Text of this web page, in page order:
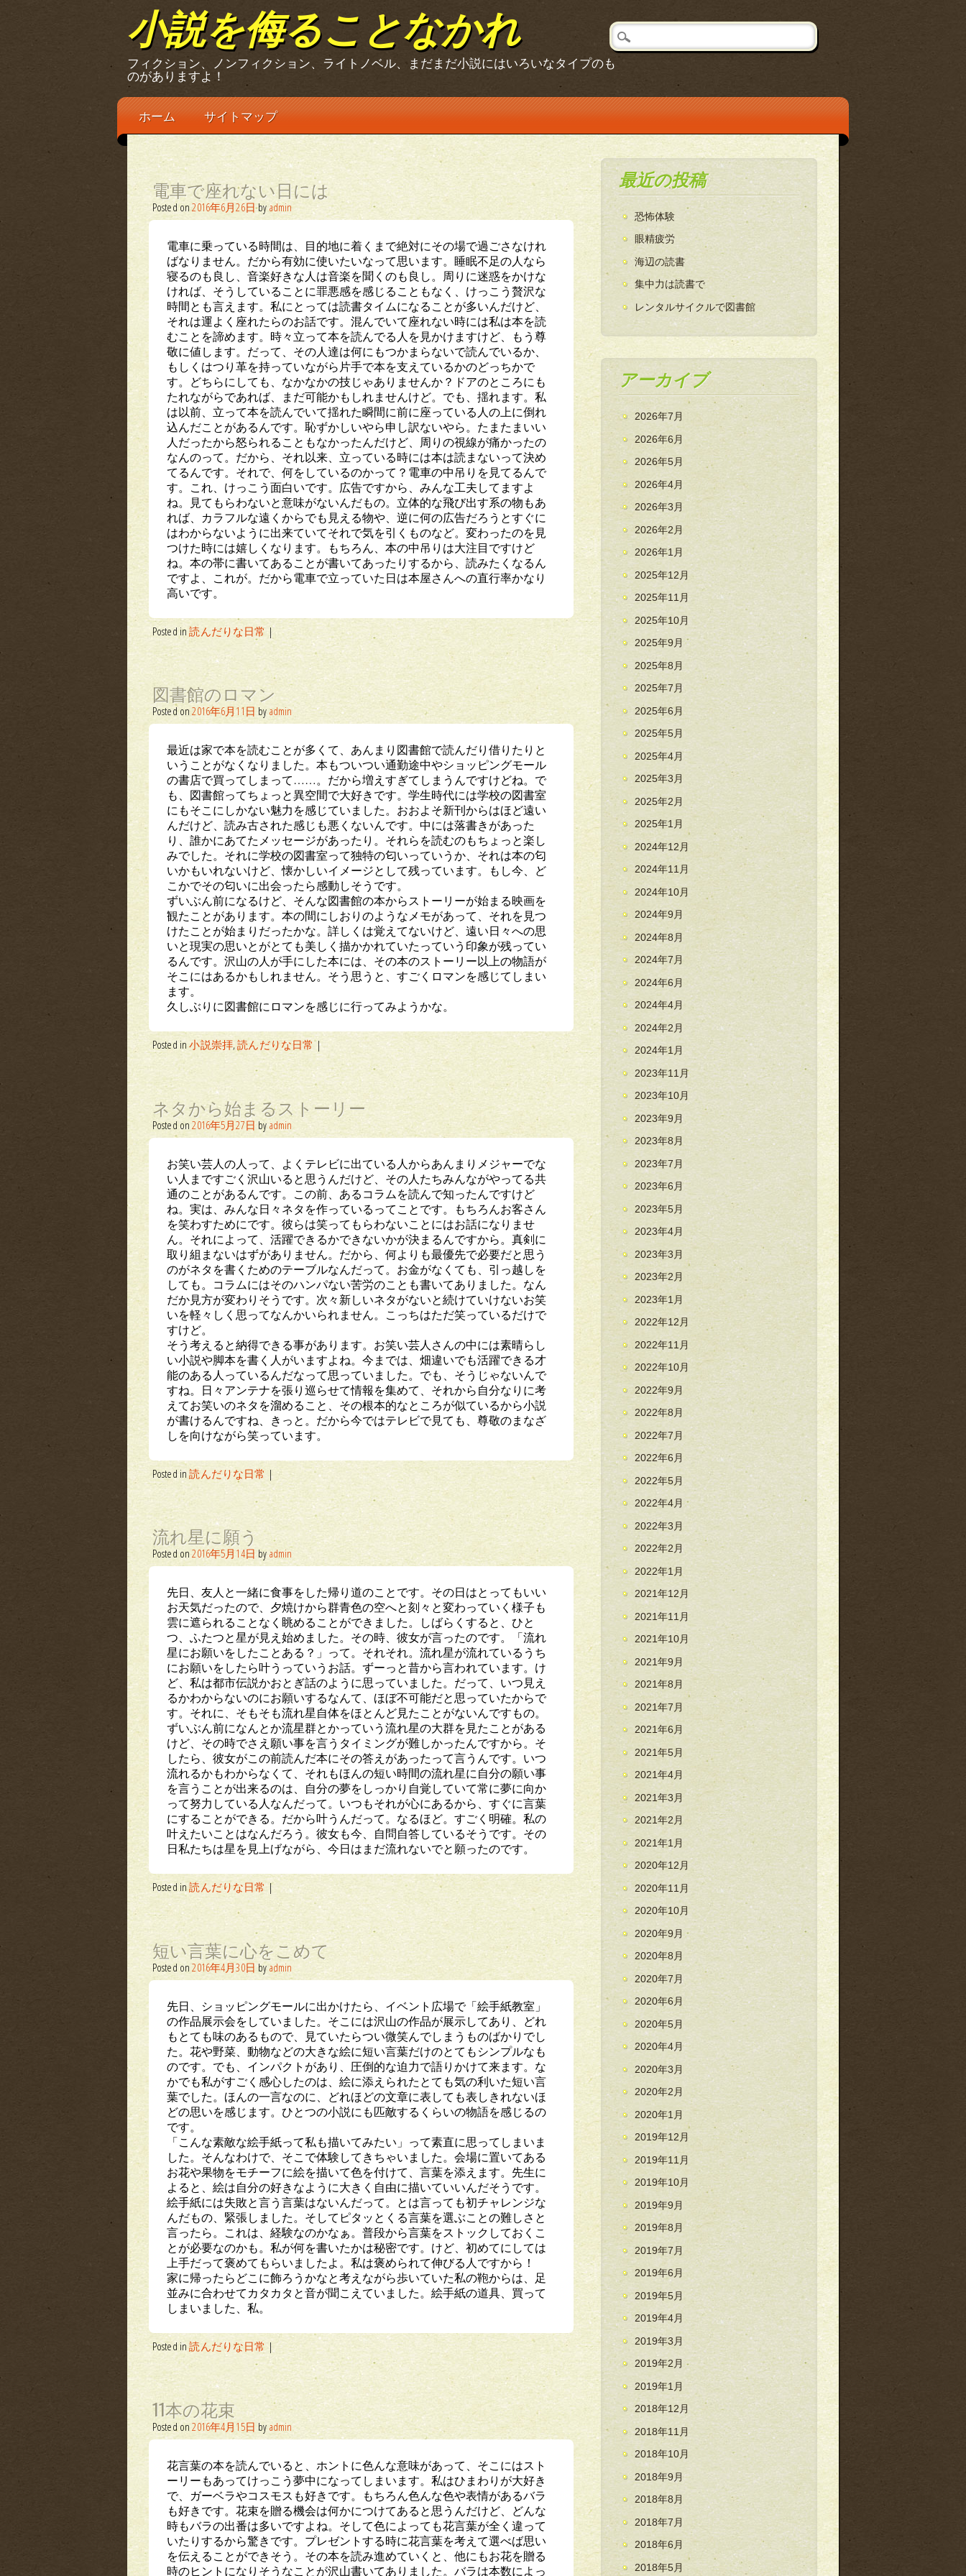
小説を侮ることなかれ
フィクション、ノンフィクション、ライトノベル、まだまだ小説にはいろいなタイプのも
のがありますよ！
Main menu
Skip
content
ホーム サイトマップ
電車で座れない日には
Posted on2016年6月26日byadmin
電車に乗っている時間は、目的地に着くまで絶対にその場で過ごさなけれ
ばなりません。だから有効に使いたいなって思います。睡眠不足の人なら
寝るのも良し、音楽好きな人は音楽を聞くのも良し。周りに迷惑をかけな
ければ、そうしていることに罪悪感を感じることもなく、けっこう贅沢な
時間とも言えます。私にとっては読書タイムになることが多いんだけど、
それは運よく座れたらのお話です。混んでいて座れない時には私は本を読
むことを諦めます。時々立って本を読んでる人を見かけますけど、もう尊
敬に値します。だって、その人達は何にもつかまらないで読んでいるか、
もしくはつり革を持っていながら片手で本を支えているかのどっちかで
す。どちらにしても、なかなかの技じゃありませんか？ドアのところにも
たれながらであれば、まだ可能かもしれませんけど。でも、揺れます。私
は以前、立って本を読んでいて揺れた瞬間に前に座っている人の上に倒れ
込んだことがあるんです。恥ずかしいやら申し訳ないやら。たまたまいい
人だったから怒られることもなかったんだけど、周りの視線が痛かったの
なんのって。だから、それ以来、立っている時には本は読まないって決め
てるんです。それで、何をしているのかって？電車の中吊りを見てるんで
す。これ、けっこう面白いです。広告ですから、みんな工夫してますよ
ね。見てもらわないと意味がないんだもの。立体的な飛び出す系の物もあ
れば、カラフルな遠くからでも見える物や、逆に何の広告だろうとすぐに
はわからないように出来ていてそれで気を引くものなど。変わったのを見
つけた時には嬉しくなります。もちろん、本の中吊りは大注目ですけど
ね。本の帯に書いてあることが書いてあったりするから、読みたくなるん
ですよ、これが。だから電車で立っていた日は本屋さんへの直行率かなり
高いです。
Posted in読んだりな日常 |
図書館のロマン
Posted on2016年6月11日 by admin
最近は家で本を読むことが多くて、あんまり図書館で読んだり借りたりと
いうことがなくなりました。本もついつい通勤途中やショッピングモール
の書店で買ってしまって……。だから増えすぎてしまうんですけどね。で
も、図書館ってちょっと異空間で大好きです。学生時代には学校の図書室
にもそこにしかない魅力を感じていました。おおよそ新刊からはほど遠い
んだけど、読み古された感じも悪くないんです。中には落書きがあった
り、誰かにあてたメッセージがあったり。それらを読むのもちょっと楽し
みでした。それに学校の図書室って独特の匂いっていうか、それは本の匂
いかもいれないけど、懐かしいイメージとして残っています。もし今、ど
こかでその匂いに出会ったら感動しそうです。
ずいぶん前になるけど、そんな図書館の本からストーリーが始まる映画を
観たことがあります。本の間にしおりのようなメモがあって、それを見つ
けたことが始まりだったかな。詳しくは覚えてないけど、遠い日々への思
いと現実の思いとがとても美しく描かかれていたっていう印象が残ってい
るんです。沢山の人が手にした本には、その本のストーリー以上の物語が
そこにはあるかもしれません。そう思うと、すごくロマンを感じてしまい
ます。
久しぶりに図書館にロマンを感じに行ってみようかな。
Posted in小説崇拝,読んだりな日常|
ネタから始まるストーリー
Posted on2016年5月27日 by admin
お笑い芸人の人って、よくテレビに出ている人からあんまりメジャーでな
い人まですごく沢山いると思うんだけど、その人たちみんながやってる共
通のことがあるんです。この前、あるコラムを読んで知ったんですけど
ね。実は、みんな日々ネタを作っているってことです。もちろんお客さん
を笑わすためにです。彼らは笑ってもらわないことにはお話になりませ
ん。それによって、活躍できるかできないかが決まるんですから。真剣に
取り組まないはずがありません。だから、何よりも最優先で必要だと思う
のがネタを書くためのテーブルなんだって。お金がなくても、引っ越しを
しても。コラムにはそのハンパない苦労のことも書いてありました。なん
だか見方が変わりそうです。次々新しいネタがないと続けていけないお笑
いを軽々しく思ってなんかいられません。こっちはただ笑っているだけで
すけど。
そう考えると納得できる事があります。お笑い芸人さんの中には素晴らし
い小説や脚本を書く人がいますよね。今までは、畑違いでも活躍できる才
能のある人っているんだなって思っていました。でも、そうじゃないんで
すね。日々アンテナを張り巡らせて情報を集めて、それから自分なりに考
えてお笑いのネタを溜めること、その根本的なところが似ているから小説
が書けるんですね、きっと。だから今ではテレビで見ても、尊敬のまなざ
しを向けながら笑っています。
Posted in読んだりな日常 |
流れ星に願う
Posted on2016年5月14日 by admin
先日、友人と一緒に食事をした帰り道のことです。その日はとってもいい
お天気だったので、夕焼けから群青色の空へと刻々と変わっていく様子も
雲に遮られることなく眺めることができました。しばらくすると、ひと
つ、ふたつと星が見え始めました。その時、彼女が言ったのです。「流れ
星にお願いをしたことある？」って。それそれ。流れ星が流れているうち
にお願いをしたら叶うっていうお話。ずーっと昔から言われています。け
ど、私は都市伝説かおとぎ話のように思っていました。だって、いつ見え
るかわからないのにお願いするなんて、ほぼ不可能だと思っていたからで
す。それに、そもそも流れ星自体をほとんど見たことがないんですもの。
ずいぶん前になんとか流星群とかっていう流れ星の大群を見たことがある
けど、その時でさえ願い事を言うタイミングが難しかったんですから。そ
したら、彼女がこの前読んだ本にその答えがあったって言うんです。いつ
流れるかもわからなくて、それもほんの短い時間の流れ星に自分の願い事
を言うことが出来るのは、自分の夢をしっかり自覚していて常に夢に向か
って努力している人なんだって。いつもそれが心にあるから、すぐに言葉
にすることができる。だから叶うんだって。なるほど。すごく明確。私の
叶えたいことはなんだろう。彼女も今、自問自答しているそうです。その
日私たちは星を見上げながら、今日はまだ流れないでと願ったのです。
Posted in読んだりな日常 |
短い言葉に心をこめて
Posted on2016年4月30日 byadmin
先日、ショッピングモールに出かけたら、イベント広場で「絵手紙教室」
の作品展示会をしていました。そこには沢山の作品が展示してあり、どれ
もとても味のあるもので、見ていたらつい微笑んでしまうものばかりでし
た。花や野菜、動物などの大きな絵に短い言葉だけのとてもシンプルなも
のです。でも、インパクトがあり、圧倒的な迫力で語りかけて来ます。な
かでも私がすごく感心したのは、絵に添えられたとても気の利いた短い言
葉でした。ほんの一言なのに、どれほどの文章に表しても表しきれないほ
どの思いを感じます。ひとつの小説にも匹敵するくらいの物語を感じるの
です。
「こんな素敵な絵手紙って私も描いてみたい」って素直に思ってしまいま
した。そんなわけで、そこで体験してきちゃいました。会場に置いてある
お花や果物をモチーフに絵を描いて色を付けて、言葉を添えます。先生に
よると、絵は自分の好きなように大きく自由に描いていいんだそうです。
絵手紙には失敗と言う言葉はないんだって。とは言っても初チャレンジな
んだもの、緊張しました。そしてピタッとくる言葉を選ぶことの難しさと
言ったら。これは、経験なのかなぁ。普段から言葉をストックしておくこ
とが必要なのかも。私が何を書いたかは秘密です。けど、初めてにしては
上手だって褒めてもらいましたよ。私は褒められて伸びる人ですから！
家に帰ったらどこに飾ろうかなと考えながら歩いていた私の鞄からは、足
並みに合わせてカタカタと音が聞こえていました。絵手紙の道具、買って
しまいました、私。
Posted in読んだりな日常 |
11本の花束
Posted on2016年4月15日 by admin
花言葉の本を読んでいると、ホントに色んな意味があって、そこにはスト
ーリーもあってけっこう夢中になってしまいます。私はひまわりが大好き
で、ガーベラやコスモスも好きです。もちろん色んな色や表情があるバラ
も好きです。花束を贈る機会は何かにつけてあると思うんだけど、どんな
時もバラの出番は多いですよね。そして色によっても花言葉が全く違って
いたりするから驚きです。プレゼントする時に花言葉を考えて選べば思い
を伝えることができそう。その本を読み進めていくと、他にもお花を贈る
時のヒントになりそうなことが沢山書いてありました。バラは本数によっ
最近の投稿
恐怖体験
眼精疲労
海辺の読書
集中力は読書で
レンタルサイクルで図書館
アーカイブ
2026年7月
2026年6月
2026年5月
2026年4月
2026年3月
2026年2月
2026年1月
2025年12月
2025年11月
2025年10月
2025年9月
2025年8月
2025年7月
2025年6月
2025年5月
2025年4月
2025年3月
2025年2月
2025年1月
2024年12月
2024年11月
2024年10月
2024年9月
2024年8月
2024年7月
2024年6月
2024年4月
2024年2月
2024年1月
2023年11月
2023年10月
2023年9月
2023年8月
2023年7月
2023年6月
2023年5月
2023年4月
2023年3月
2023年2月
2023年1月
2022年12月
2022年11月
2022年10月
2022年9月
2022年8月
2022年7月
2022年6月
2022年5月
2022年4月
2022年3月
2022年2月
2022年1月
2021年12月
2021年11月
2021年10月
2021年9月
2021年8月
2021年7月
2021年6月
2021年5月
2021年4月
2021年3月
2021年2月
2021年1月
2020年12月
2020年11月
2020年10月
2020年9月
2020年8月
2020年7月
2020年6月
2020年5月
2020年4月
2020年3月
2020年2月
2020年1月
2019年12月
2019年11月
2019年10月
2019年9月
2019年8月
2019年7月
2019年6月
2019年5月
2019年4月
2019年3月
2019年2月
2019年1月
2018年12月
2018年11月
2018年10月
2018年9月
2018年8月
2018年7月
2018年6月
2018年5月